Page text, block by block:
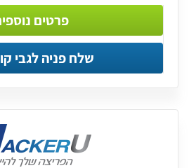
פרטים
שלח פניה לגבי